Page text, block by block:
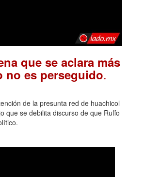
que se aclara más
no es perseguido.
de la presunta red de huachicol
que se debilita discurso de que Ruffo